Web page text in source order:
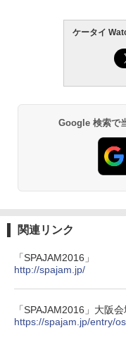
ケータイ
Google 検索で
関連リンク
「SPAJAM2016」
http://spajam.jp/
「SPAJAM2016」大阪
https://spajam.jp/entry/